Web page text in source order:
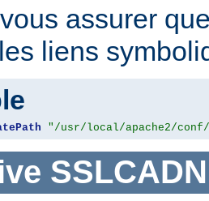
assurer
liens
"/usr/local/apache2/